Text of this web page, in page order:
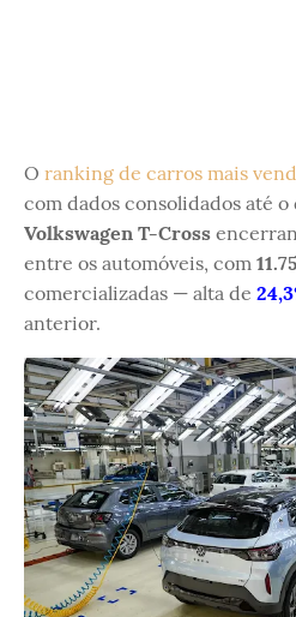
O ranking de carros mais
com dados consolidados até o
Volkswagen T-Cross
entre os automóveis, com
comercializadas — alta de
anterior.